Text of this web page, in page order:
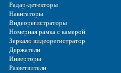
Радар-детекторы
Навигаторы
Видеорегистраторы
Номерная рамка с камерой
Зеркало видеорегистратор
Держатели
Инверторы
Разветвители